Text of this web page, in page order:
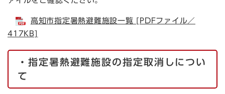
高知市指定暑熱避難施設一覧 [PDFファイル／
417KB]
・指定暑熱避難施設の指定取消しについ
て